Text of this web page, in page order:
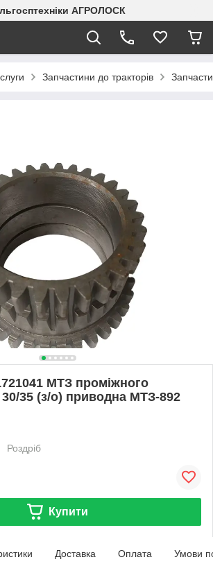
АГРОЛОСК
Запчастини до тракторів
МТЗ проміжного
30/35 (з/о) приводна МТЗ-892
Роздріб
Купити
Доставка Оплата Умови